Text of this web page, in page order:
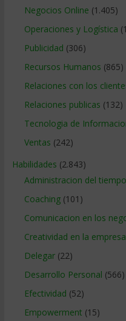
Negocios Online (1.405)
Operaciones y Logística
Publicidad (306)
Recursos Humanos (865)
Relaciones con los
Relaciones publicas (132)
Tecnologia de
Ventas (242)
Habilidades (2.843)
Administracion del tiempo
Coaching(101)
Comunicacion en los
Creatividad en la empresa
Delegar(22)
Desarrollo Personal (566)
Efectividad (52)
Empowerment (15)